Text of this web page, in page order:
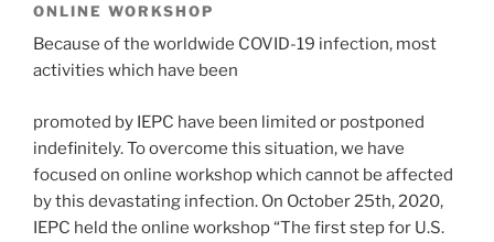
ONLINE WORKSHOP
Because of the worldwide COVID-19 infection, most
activities which have been
promoted by IEPC have been limited or postponed
indefinitely. To overcome this situation, we have
focused on online workshop which cannot be affected
by this devastating infection. On October 25th, 2020,
IEPC held the online workshop “The first step for U.S.